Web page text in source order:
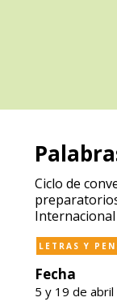
Ciclo de
LETRAS Y
Fecha
5 y 19 de